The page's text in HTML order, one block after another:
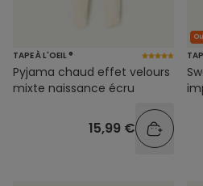
TAPE À L'OEIL ®
Pyjama chaud effet velours
mixte naissance écru
15,99 €